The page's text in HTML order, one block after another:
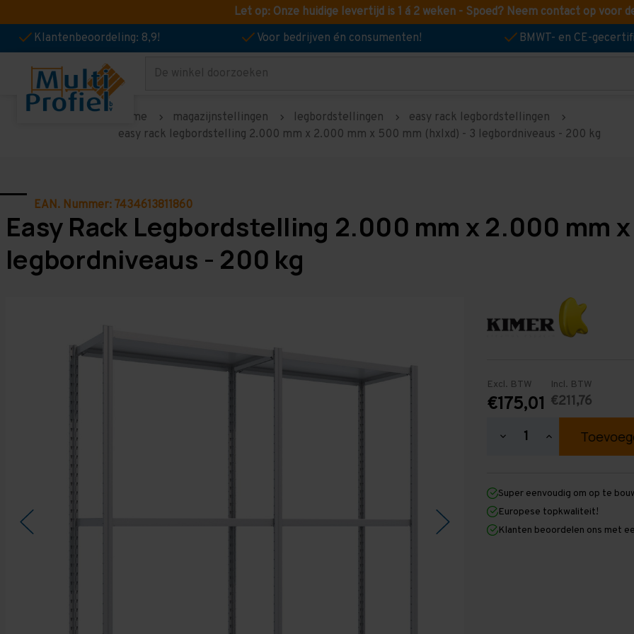
Let op: Onze huidige levertijd is 1 á 2 weken - Spoed? Neem contact op voor
Klantenbeoordeling: 8,9!
Voor bedrijven én consumenten! BMWT- en CE-
Zoeken
home magazijnstellingen legbordstellingen
easy rack legbordstellingen
easy rack legbordstelling 2.000 mm x 2.000 mm x 500 mm (hxlxd) - 3 legbordniveaus - 200 kg
EAN. Nummer: 7434613811860
Easy Rack Legbordstelling 2.000 mm x 2.000 mm
legbordniveaus - 200 kg
Excl. BTW
€175,01
Incl. BTW
€211,76
Hoeveelheid
Rack
Legbordstelling
2.000
mm
x
Hoeveelheid
verhogen
Rack
Legbordstelling
2.000
mm
x
Super eenvoudig om op te
Europese topkwaliteit!
Klanten beoordelen ons met